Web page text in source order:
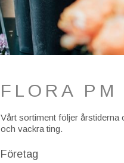
FLORA
Vårt sortiment följer årstiderna
och vackra ting.
Företag